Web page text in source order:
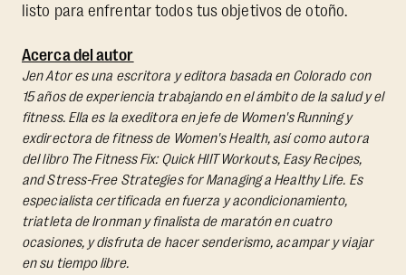
listo para enfrentar todos tus objetivos de otoño.
Acerca del autor
Jen Ator es una escritora y editora basada en Colorado con
15 años de experiencia trabajando en el ámbito de la salud y el
fitness. Ella es la exeditora en jefe de Women's Running y
exdirectora de fitness de Women's Health, así como autora
del libro The Fitness Fix: Quick HIIT Workouts, Easy Recipes,
and Stress-Free Strategies for Managing a Healthy Life. Es
especialista certificada en fuerza y acondicionamiento,
triatleta de Ironman y finalista de maratón en cuatro
ocasiones, y disfruta de hacer senderismo, acampar y viajar
en su tiempo libre.